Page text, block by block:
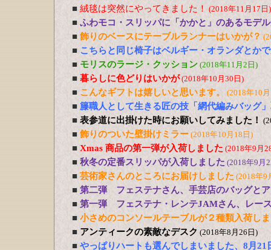
■ 絨毯は突然にやってきました！ (2018年11月17日)
■ ふわモコ・スリッパに「かかと」のあるモデ
■ 飾りのベースにテーブルランナーはいかが？
■ こちらと同じ椅子はベルギー・オランダとか
■ モリスのラージ・クッション (2018年11月2日)
■ 暮らしに色どりはいかが(2018年10月30日)
■ こんなギフトは嬉しいと思います。 (2018年10
■ 籐職人として生きる匠の技「網代編みバッグ
■ 表参道に出掛けた時にお願いしてみました！
■ 飾りのついた壁掛けミラー (2018年10月18日)
■ Xmas 商品の第一弾が入荷しました (2018年9月
■ 秋冬の定番スリッパが入荷しました (2018年9月
■ 芸術家さんのところにお届けしました (2018年9
■ 第二弾 フェステナさん、手芸店のバッグと
■ 第一弾 フェステナ・レンテJAMさん、レー
■ 小さめのコンソールテーブルが２種類入荷し
■ アンティークの素敵なデスク (2018年8月26日)
■ やっぱりハートも選んでしまいました、8月21